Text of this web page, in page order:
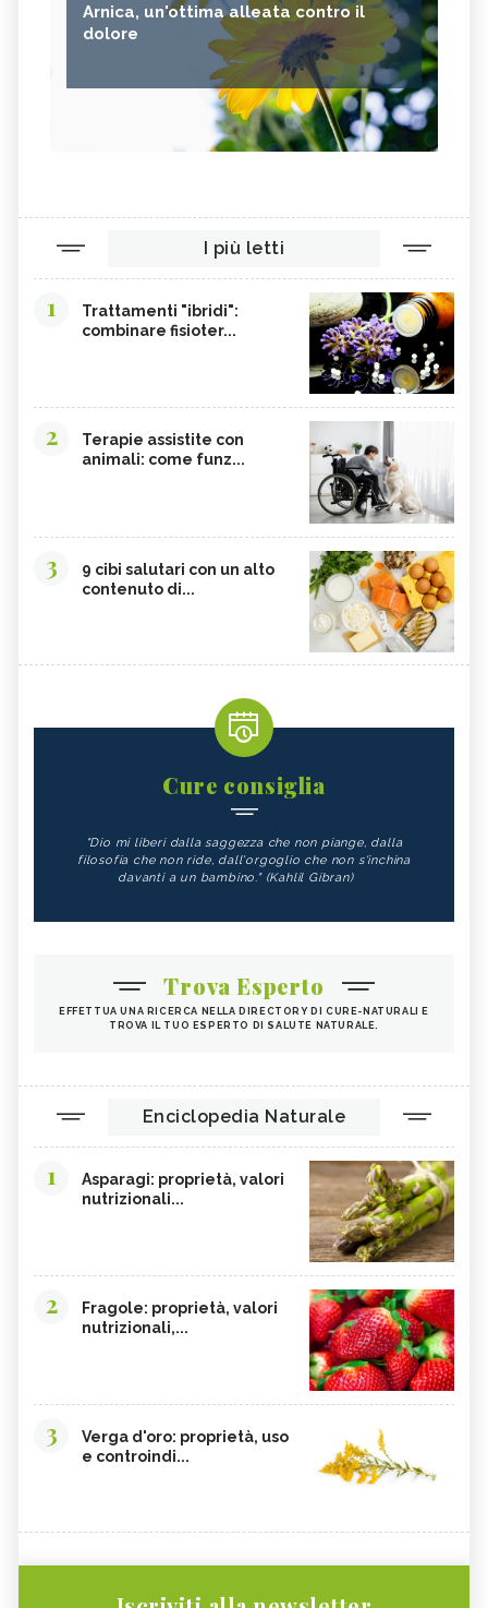
Arnica, un'ottima alleata contro il
dolore
I più letti
1
Trattamenti "ibridi":
combinare fisioter...
2
Terapie assistite con
animali: come funz...
3
9 cibi salutari con un alto
contenuto di...
Cure consiglia
"Dio mi liberi dalla saggezza che non piange, dalla
filosofia che non ride, dall'orgoglio che non s'inchina
davanti a un bambino." (Kahlil Gibran)
Trova Esperto
EFFETTUA UNA RICERCA NELLA DIRECTORY DI CURE-NATURALI E
TROVA IL TUO ESPERTO DI SALUTE NATURALE.
Enciclopedia Naturale
1
Asparagi: proprietà, valori
nutrizionali...
2
Fragole: proprietà, valori
nutrizionali,...
3
Verga d'oro: proprietà, uso
e controindi...